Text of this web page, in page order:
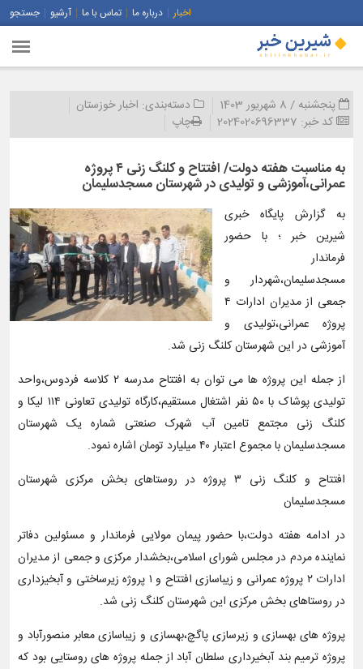
اخبار درباره ما تماس با ما آرشیو جستجو
پنجشنبه / 8 شهریور 1403 دسته‌بندی: اخبار خوزستان
کد خبر: 2024020696337 چاپ
به مناسبت هفته دولت/ افتتاح و کلنگ زنی ۴ پروژه
عمرانی،آموزشی و تولیدی در شهرستان مسجدسلیمان
به گزارش پایگاه خبری
شیرین خبر ؛ با حضور
فرماندار
مسجدسلیمان،شهردار و
جمعی از مدیران ادارات ۴
پروژه عمرانی،تولیدی و
آموزشی در این شهرستان کلنگ زنی شد.
از جمله این پروژه ها می توان به افتتاح مدرسه ۲ کلاسه فردوس،واحد
تولیدی پوشاک با ۵۰ نفر اشتغال مستقیم،کارگاه تولیدی تعاونی ۱۱۴ لیکا و
کلنگ زنی مجتمع تامین آب شهرک صنعتی شماره یک شهرستان
مسجدسلیمان با مجموع اعتبار ۴۰ ميليارد تومان اشاره نمود.
افتتاح و کلنگ زنی ۳ پروژه در روستاهای بخش مرکزی شهرستان
مسجدسلیمان
در ادامه هفته دولت،با حضور پیمان مولایی فرماندار و مسئولین دفاتر
نماینده مردم در مجلس شورای اسلامی،بخشدار مرکزی و جمعی از مدیران
ادارات ۲ پروژه عمرانی و زیباسازی افتتاح و ۱ پروژه زیرساختی و آبخیزداری
در روستاهای بخش مرکزی این شهرستان کلنگ زنی شد.
پروژه های بهسازی و زیرسازی پاگچ،بهسازی و زیباسازی معابر منصورآباد و
پروژه ترمیم بند آبخیرداری سلطان آباد از جمله پروژه های روستایی بود که